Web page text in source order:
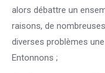
alors débattre un
raisons, de
diverses problèmes
Entonnons ;